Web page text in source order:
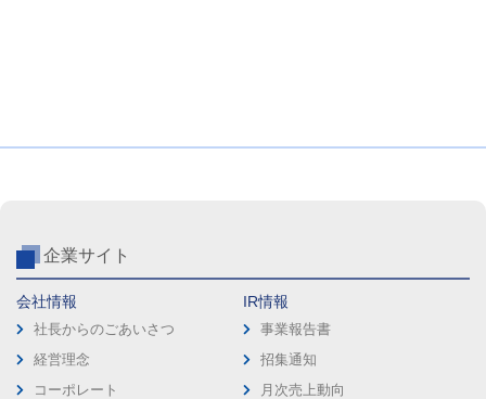
企業サイト
会社情報
社長からのごあいさつ
経営理念
コーポレート
IR情報
事業報告書
招集通知
月次売上動向